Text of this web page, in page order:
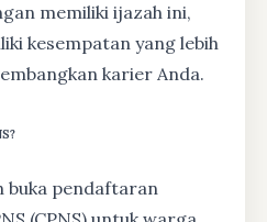
memiliki ijazah ini,
kesempatan yang lebih
karier Anda.
buka pendaftaran